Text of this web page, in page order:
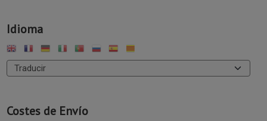
Idioma
Costes de Envío